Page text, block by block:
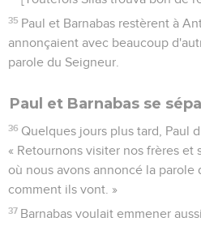
35 Paul et Barnabas restèrent à
annonçaient avec beaucoup
parole du Seigneur.
Paul et Barnabas se
36 Quelques jours plus tard, Paul
« Retournons visiter nos frères
où nous avons annoncé la parole
comment ils vont. »
37 Barnabas voulait emmener